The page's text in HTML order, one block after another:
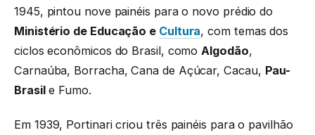
1945, pintou nove painéis para o novo prédio do
Ministério de Educação e Cultura, com temas dos
ciclos econômicos do Brasil, comoAlgodão,
Carnaúba, Borracha, Cana de Açúcar, Cacau, Pau-
Brasile Fumo.
Em 1939, Portinari criou três painéis para o pavilhão